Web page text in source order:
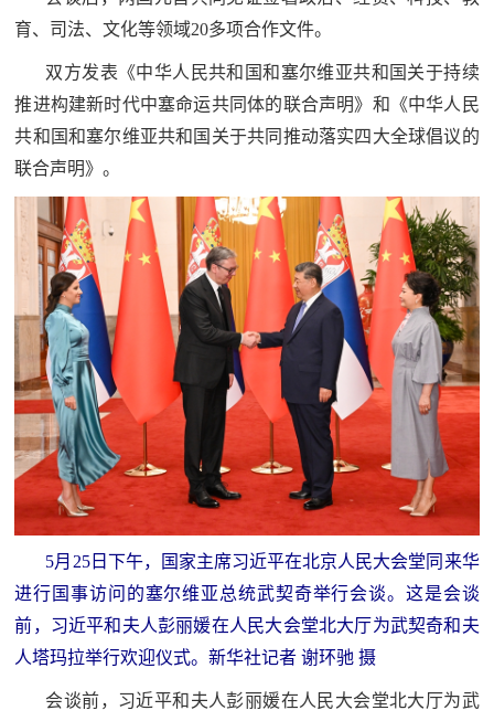
文
旅
于
我
们
育、司法、文化等领域20多项合作文件。
双方发表《中华人民共和国和塞尔维亚共和国关于持续
推进构建新时代中塞命运共同体的联合声明》和《中华人民
共和国和塞尔维亚共和国关于共同推动落实四大全球倡议的
联合声明》。
5月25日下午，国家主席习近平在北京人民大会堂同来华
进行国事访问的塞尔维亚总统武契奇举行会谈。这是会谈
前，习近平和夫人彭丽媛在人民大会堂北大厅为武契奇和夫
人塔玛拉举行欢迎仪式。新华社记者 谢环驰 摄
会谈前，习近平和夫人彭丽媛在人民大会堂北大厅为武